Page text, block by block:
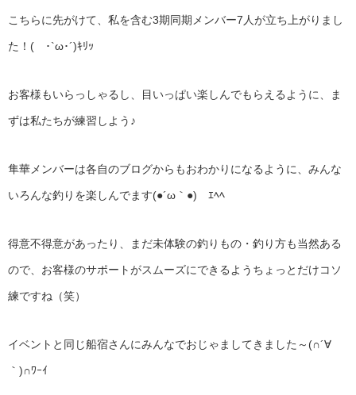
こちらに先がけて、私を含む3期同期メンバー7人が立ち上がりまし
た！( ･`ω･´)ｷﾘｯ
お客様もいらっしゃるし、目いっぱい楽しんでもらえるように、ま
ずは私たちが練習しよう♪
隼華メンバーは各自のブログからもおわかりになるように、みんな
いろんな釣りを楽しんでます(●´ω｀●)ゞｴﾍﾍ
得意不得意があったり、まだ未体験の釣りもの・釣り方も当然ある
ので、お客様のサポートがスムーズにできるようちょっとだけコソ
練ですね（笑）
イベントと同じ船宿さんにみんなでおじゃましてきました～(∩´∀
｀)∩ﾜｰｲ